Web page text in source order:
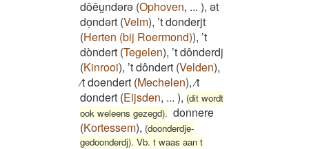
dôêu̯ndərə (Ophoven, ... ), ət
doͅndərt (Velm), ’t donderjt
(Herten (bij Roermond)), ’t
dòndert (Tegelen), ’t dônderdj
(Kinrooi), ’t dôndert (Velden),
⁄t doendert (Mechelen),⁄t
dondert (Eijsden, ... ), (dit wordt
ook weleens gezegd). donnere
(Kortessem), (doonderdje-
gedoonderdj). Vb. t waas aan t